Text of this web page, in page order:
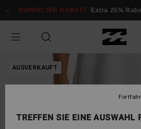
zur
springen
DOPPELTER RABATT Extra 25%
AUSVERKAUFT
TREFFEN SIE EINE AUSWAHL